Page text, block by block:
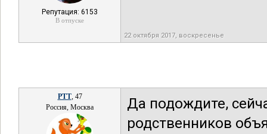
Репутация: 6153
В отпуске
22 октября 2017, воскресенье
РТТ, 47
Россия, Москва
Да подождите,
родственников